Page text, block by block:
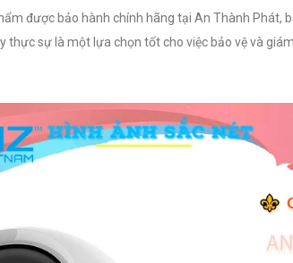
được bảo hành chính hãng tại An Thành Phát,
thực sự là một lựa chọn tốt cho việc bảo vệ và